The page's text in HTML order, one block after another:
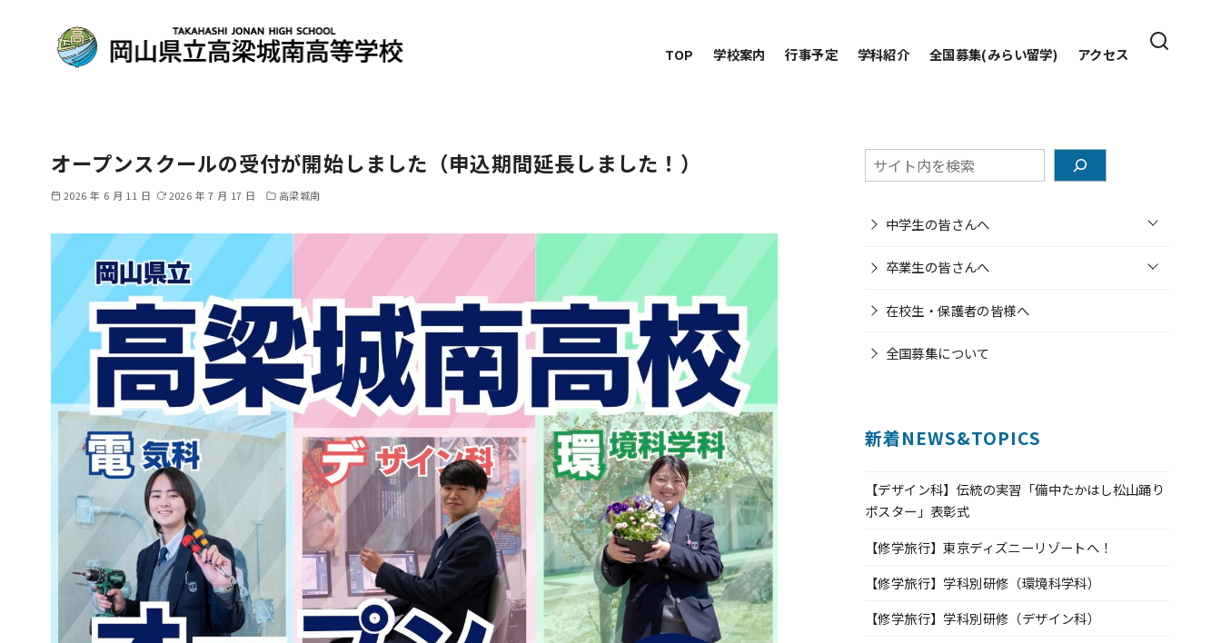
TOP 学校案内 行事予定 学科紹介 全国募集(みらい留学) アクセス
オープンスクールの受付が開始しました（申込期間延長しました！）
2026 年 6 月 11 日 2026 年 7 月 17 日 高梁城南
検
索
中学生の皆さんへ o
n
卒業生の皆さんへ o
在校生・保護者の皆様へ
全国募集について
新着NEWS&TOPICS
【デザイン科】伝統の実習「備中たかはし松山踊り
ポスター」表彰式
【修学旅行】東京ディズニーリゾートへ！
【修学旅行】学科別研修（環境科学科）
【修学旅行】学科別研修（デザイン科）